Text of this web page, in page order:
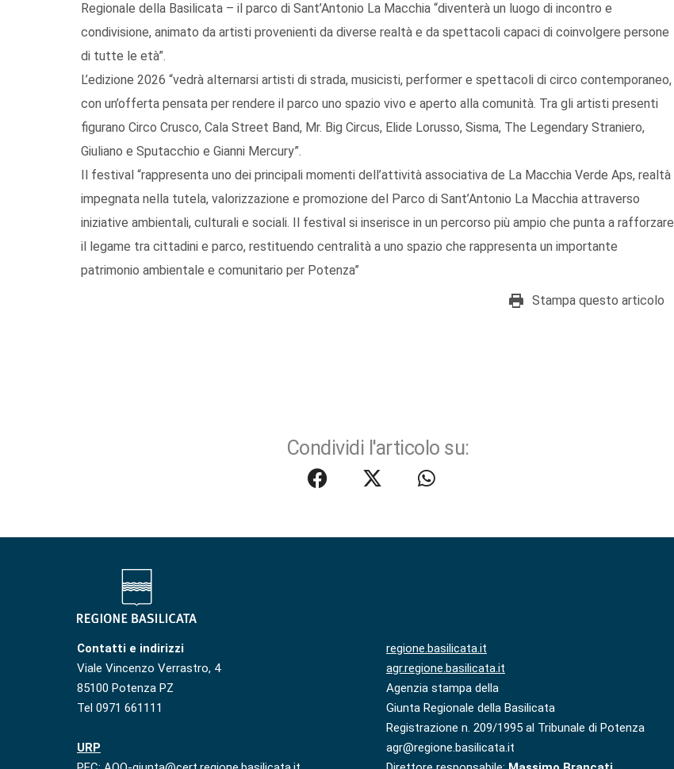
Regionale della Basilicata – il parco di Sant’Antonio La Macchia “diventerà un luogo di incontro e
condivisione, animato da artisti provenienti da diverse realtà e da spettacoli capaci di coinvolgere persone
di tutte le età”.
L’edizione 2026 “vedrà alternarsi artisti di strada, musicisti, performer e spettacoli di circo contemporaneo,
con un’offerta pensata per rendere il parco uno spazio vivo e aperto alla comunità. Tra gli artisti presenti
figurano Circo Crusco, Cala Street Band, Mr. Big Circus, Elide Lorusso, Sisma, The Legendary Straniero,
Giuliano e Sputacchio e Gianni Mercury”.
Il festival “rappresenta uno dei principali momenti dell’attività associativa de La Macchia Verde Aps, realtà
impegnata nella tutela, valorizzazione e promozione del Parco di Sant’Antonio La Macchia attraverso
iniziative ambientali, culturali e sociali. Il festival si inserisce in un percorso più ampio che punta a rafforzare
il legame tra cittadini e parco, restituendo centralità a uno spazio che rappresenta un importante
patrimonio ambientale e comunitario per Potenza”
Stampa questo articolo
Condividi l'articolo su:
Contatti e indirizzi
Viale Vincenzo Verrastro, 4
85100 Potenza PZ
Tel 0971 661111
URP
regione.basilicata.it
agr.regione.basilicata.it
Agenzia stampa della
Giunta Regionale della Basilicata
Registrazione n. 209/1995 al Tribunale di Potenza
agr@regione.basilicata.it